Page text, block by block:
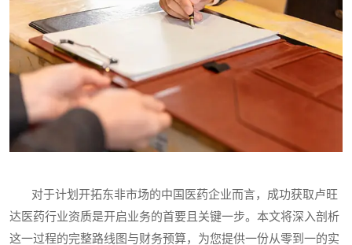
对于计划开拓东非市场的中国医药企业而言，成功获取卢旺
达医药行业资质是开启业务的首要且关键一步。本文将深入剖析
这一过程的完整路线图与财务预算，为您提供一份从零到一的实